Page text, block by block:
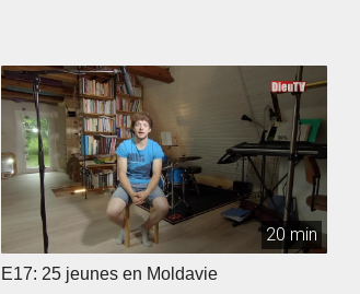
20 min
E17: 25 jeunes en Moldavie